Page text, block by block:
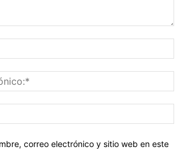
correo electrónico y sitio web en este